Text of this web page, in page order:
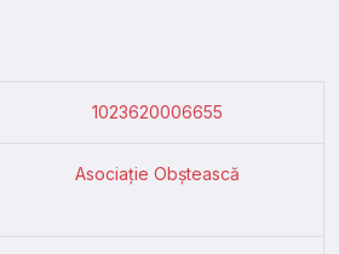
1023620006655
Asociație Obștească